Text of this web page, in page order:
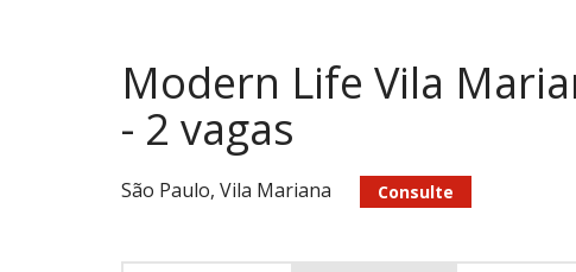
Modern Life Vila
- 2 vagas
São Paulo, Vila Mariana Consulte